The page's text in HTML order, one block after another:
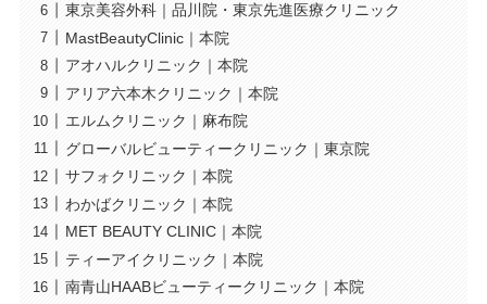
東京美容外科｜品川院・東京先進医療クリニック
MastBeautyClinic｜本院
アオハルクリニック｜本院
アリア六本木クリニック｜本院
エルムクリニック｜麻布院
グローバルビューティークリニック｜東京院
サフォクリニック｜本院
わかばクリニック｜本院
MET BEAUTY CLINIC｜本院
ティーアイクリニック｜本院
南青山HAABビューティークリニック｜本院